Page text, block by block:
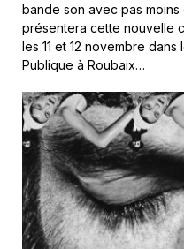
bande son avec pas
présentera cette nouvelle
les 11 et 12 novembre
Publique à Roubaix…